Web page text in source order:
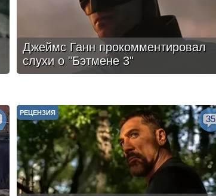
Джеймс Ганн прокомментировал
слухи о "Бэтмене 3"
РЕЦЕНЗИЯ
35